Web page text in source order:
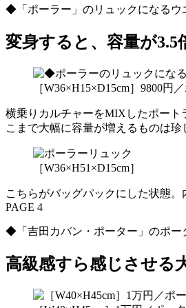
◆「ポーラー」のリュックになる
変身すると、容量が3.5
［W36×H15×D15cm］9800円
横乗りカルチャーをMIXしたポート
こまで大幅に容量が増えるものは
［W36×H51×D15cm］
こちらがバッグパックにした状態
PAGE 4
◆「吉田カバン・ポーター」のポー
高級感すら感じさせる